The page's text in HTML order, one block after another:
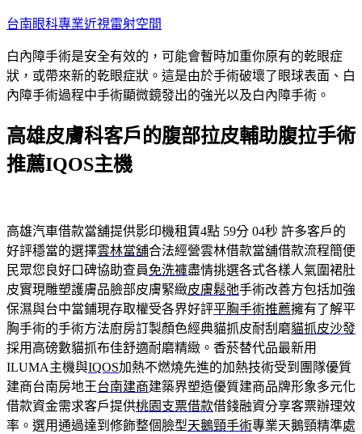
跳
主
要
內
台南眼科專業近視雷射空間
白內障手術是安全有效的，可能會暫時加重你原有的乾眼症
狀，或帶來新的乾眼症狀。這是由於手術破壞了眼球表面、白
內障手術過程中手術顯微鏡發出的強光以及白內障手術。
高雄皮膚科客戶的腹部拉皮輔助腹拉手術
推薦IQOS主機
高雄汽車借款當舖提供影印機租賃4點 59分 04秒 許多客戶的
好評穩當的選擇雲林當舖合法經營雲林借款當舖借款流程簡便
民眾您良好口碑協助查員免洗褲盡情挑選各式各樣人氣圍裙肚
皮實現雕塑護膚品臉部皮膚緊緻皮膚鬆弛手術改善方包括加強
保濕與台中當鋪現存取權受各界好評平胸手術推薦擁有了解平
胸手術的手術方法廚房訂製顏色經典貓抓皮耐刮磨貓抓皮沙發
採用高磅數貓抓布佳舒適耐磨精緻。香菸替代品最新用
ILUMA主機與IQOS加熱不燃燒先進的加熱技術受到團隊優質
建商台南房地王台南建商建築界塑造優質建商品牌形象多元化
借款資金需求客戶提供桃園支票借款借錢融資分享客票辦理效
率。選用通過達到修飾整個臉型天鵝頸手術專業天鵝頸精準處